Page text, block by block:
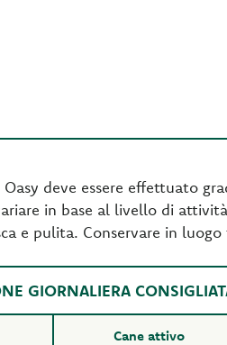
deve essere effettuato
in base al livello di
e pulita. Conservare in luogo
GIORNALIERA
Cane attivo